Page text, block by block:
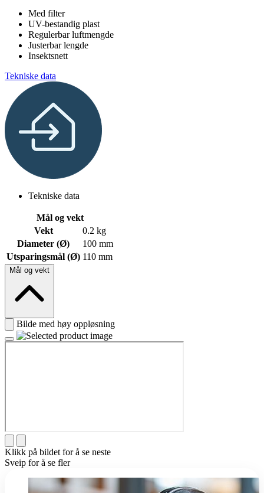
Med filter
UV-bestandig plast
Regulerbar luftmengde
Justerbar lengde
Insektsnett
Tekniske data
Tekniske data
Mål og vekt
Vekt
0.2 kg
Diameter (Ø)
100 mm
Utsparingsmål (Ø) 110 mm
Mål og vekt
Bilde med høy oppløsning
Klikk på bildet for å se neste
Sveip for å se fler